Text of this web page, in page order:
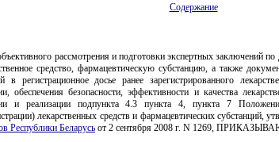
Содержание
рассмотрения и подготовки экспертных заключений по
средство, фармацевтическую субстанцию, а также
в регистрационное досье ранее зарегистрированного
обеспечения безопасности, эффективности и качества
и реализации подпункта 4.3 пункта 4, пункта 7
лекарственных средств и фармацевтических субстанций,
Республики Беларусь от 2 сентября 2008 г. N 1269,